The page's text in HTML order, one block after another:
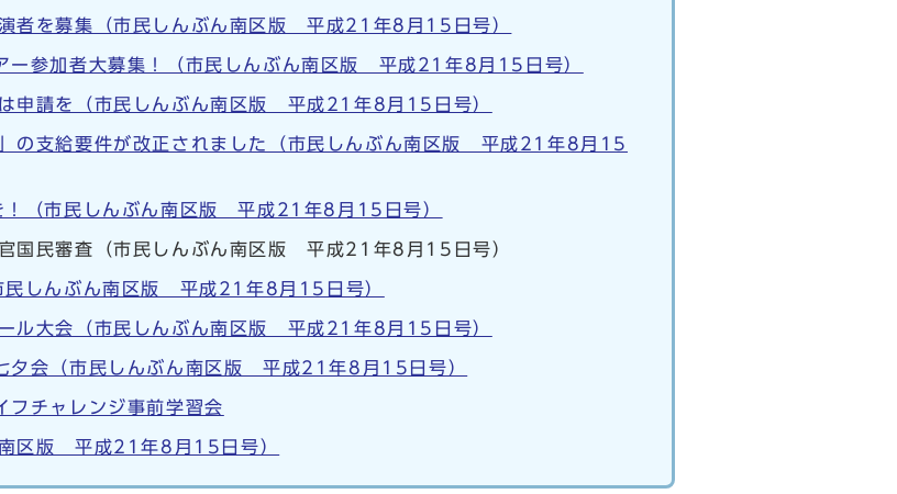
者を募集（市民しんぶん南区版 平成21年8月15日号）
参加者大募集！（市民しんぶん南区版 平成21年8月15日号）
請を（市民しんぶん南区版 平成21年8月15日号）
」の支給要件が改正されました（市民しんぶん南区版 平成21年8月15
！（市民しんぶん南区版 平成21年8月15日号）
国民審査（市民しんぶん南区版 平成21年8月15日号）
しんぶん南区版 平成21年8月15日号）
ル大会（市民しんぶん南区版 平成21年8月15日号）
会（市民しんぶん南区版 平成21年8月15日号）
チャレンジ事前学習会
区版 平成21年8月15日号）